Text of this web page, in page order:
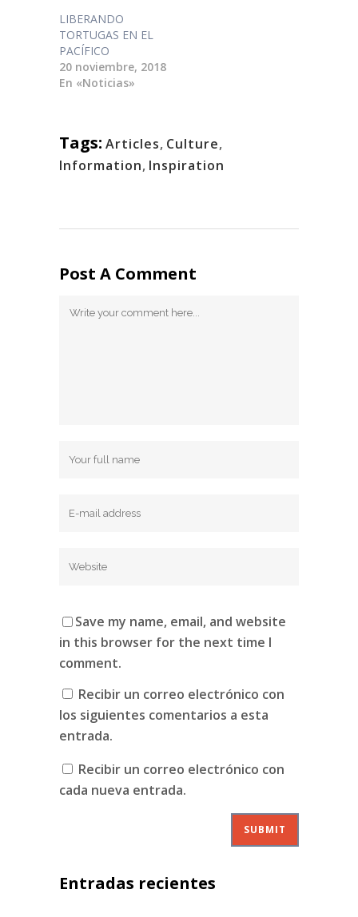
LIBERANDO
TORTUGAS EN EL
PACÍFICO
20 noviembre, 2018
En «Noticias»
Tags: Articles, Culture,
Information, Inspiration
Post A Comment
Save my name, email, and website
in this browser for the next time I
comment.
Recibir un correo electrónico con
los siguientes comentarios a esta
entrada.
Recibir un correo electrónico con
cada nueva entrada.
Entradas recientes